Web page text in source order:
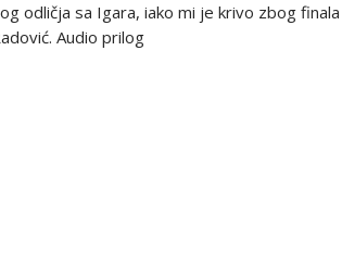
odličja sa Igara, iako mi je krivo zbog finala
Audio prilog